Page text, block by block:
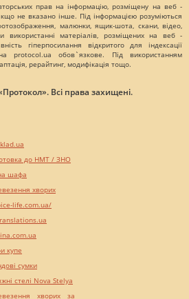
прав на інформацію, розміщену на веб -
не вказано інше. Під інформацією розуміються
малюнки, ящик-шота, скани, відео,
використанні матеріалів, розміщених на веб -
гіперпосилання відкритого для індексації
protocol.ua обов`язкове. Під використанням
рерайтинг, модифікація тощо.
Всі права захищені.
до НМТ / ЗНО
шафа
хворих
life.com.ua/
купе
сумки
стелі Nova Stelya
хворих за